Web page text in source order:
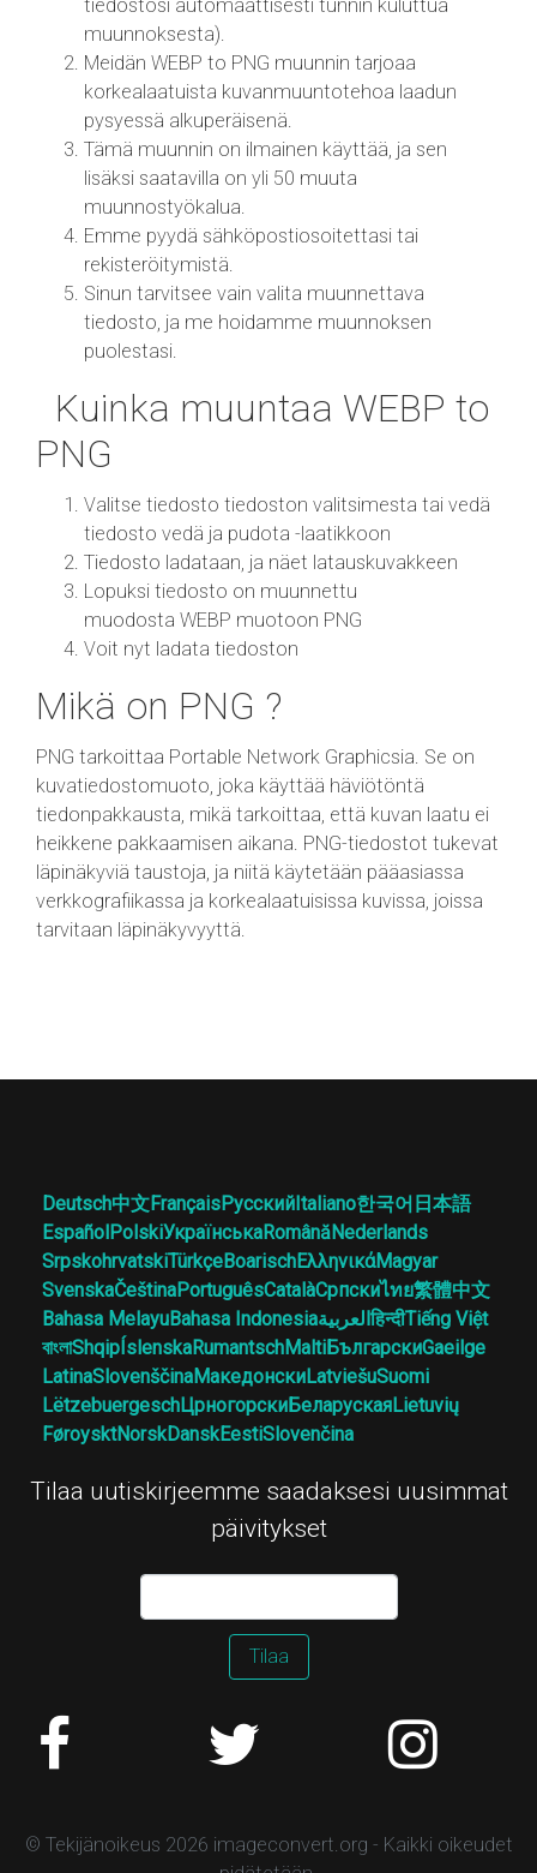
tiedostosi automaattisesti tunnin kuluttua
muunnoksesta).
Meidän WEBP to PNG muunnin tarjoaa
korkealaatuista kuvanmuuntotehoa laadun
pysyessä alkuperäisenä.
Tämä muunnin on ilmainen käyttää, ja sen
lisäksi saatavilla on yli 50 muuta
muunnostyökalua.
Emme pyydä sähköpostiosoitettasi tai
rekisteröitymistä.
Sinun tarvitsee vain valita muunnettava
tiedosto, ja me hoidamme muunnoksen
puolestasi.
Kuinka muuntaa WEBP to
PNG
Valitse tiedosto tiedoston valitsimesta tai vedä
tiedosto vedä ja pudota -laatikkoon
Tiedosto ladataan, ja näet latauskuvakkeen
Lopuksi tiedosto on muunnettu
muodosta WEBP muotoon PNG
Voit nyt ladata tiedoston
Mikä on PNG ?
PNG tarkoittaa Portable Network Graphicsia. Se on
kuvatiedostomuoto, joka käyttää häviötöntä
tiedonpakkausta, mikä tarkoittaa, että kuvan laatu ei
heikkene pakkaamisen aikana. PNG-tiedostot tukevat
läpinäkyviä taustoja, ja niitä käytetään pääasiassa
verkkografiikassa ja korkealaatuisissa kuvissa, joissa
tarvitaan läpinäkyvyyttä.
Deutsch中文FrançaisРусскийItaliano한국어 日本語
EspañolPolskiУкраїнськаRomânăNederlands
SrpskohrvatskiTürkçeBoarischΕλληνικάMagyar
SvenskaČeštinaPortuguêsCatalàСрпскиไทย繁體中文
Bahasa MelayuBahasa Indonesiaالعربيةहिन्दीTiếng Việt
বাংলাShqipÍslenskaRumantschMaltiБългарскиGaeilge
LatinaSlovenščinaМакедонскиLatviešuSuomi
LëtzebuergeschЦрногорскиБеларускаяLietuvių
FøroysktNorskDanskEestiSlovenčina
Tilaa uutiskirjeemme saadaksesi uusimmat
päivitykset
Tilaa
© Tekijänoikeus 2026 imageconvert.org - Kaikki oikeudet